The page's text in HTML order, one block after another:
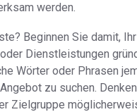
werden.
Beginnen Sie damit, Ihr
Dienstleistungen
Wörter oder Phrasen
zu suchen.
Zielgruppe